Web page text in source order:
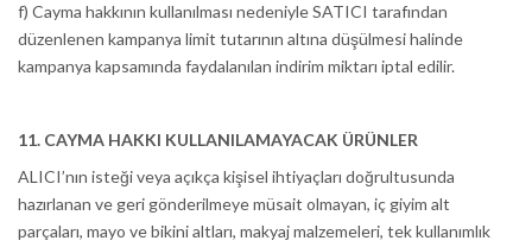
f) Cayma hakkının kullanılması nedeniyle SATICI tarafından
düzenlenen kampanya limit tutarının altına düşülmesi halinde
kampanya kapsamında faydalanılan indirim miktarı iptal edilir.
11. CAYMA HAKKI KULLANILAMAYACAK ÜRÜNLER
ALICI’nın isteği veya açıkça kişisel ihtiyaçları doğrultusunda
hazırlanan ve geri gönderilmeye müsait olmayan, iç giyim alt
parçaları, mayo ve bikini altları, makyaj malzemeleri, tek kullanımlık